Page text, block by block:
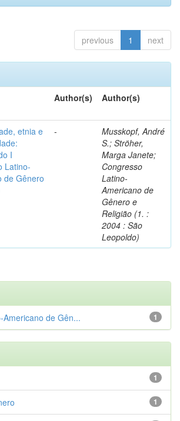
previous 1 next
Author(s) Author(s)
etnia e
I
Latino-
de Gênero
-
Musskopf, André
S.; Ströher,
Marga Janete;
Congresso
Latino-
Americano de
Gênero e
Religião (1. :
2004 : São
Leopoldo)
1
de Gên...
1
1